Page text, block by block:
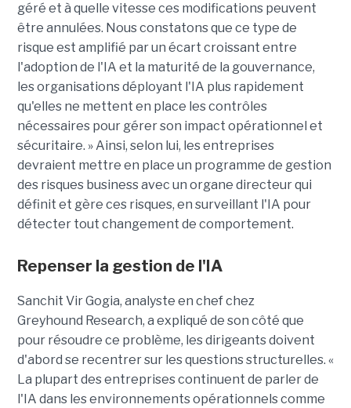
géré et à quelle vitesse ces modifications peuvent
être annulées. Nous constatons que ce type de
risque est amplifié par un écart croissant entre
l'adoption de l'IA et la maturité de la gouvernance,
les organisations déployant l'IA plus rapidement
qu'elles ne mettent en place les contrôles
nécessaires pour gérer son impact opérationnel et
sécuritaire. » Ainsi, selon lui, les entreprises
devraient mettre en place un programme de gestion
des risques businessavec un organe directeur qui
définit et gère ces risques, en surveillant l'IA pour
détecter tout changement de comportement.
Repenser la gestion de l'IA
Sanchit VirGogia, analyste en chef chez
Greyhound Research, a expliqué de son côté que
pour résoudre ce problème, les dirigeants doivent
d'abord se recentrer sur les questions structurelles. «
La plupart des entreprises continuent de parler de
l'IA dans les environnements opérationnels comme